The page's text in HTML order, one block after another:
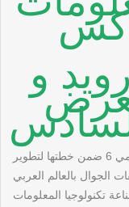
و
شاركت شركة اكس ابس في معرض وطن رقمي 6 ضمن خطتها لتطوير
الجوال بالعالم العربي
تكنولوجيا المعلومات